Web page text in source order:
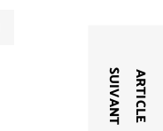
A
R
T
I
C
L
E
S
U
I
V
A
N
T